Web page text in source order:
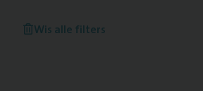
Wis alle filters